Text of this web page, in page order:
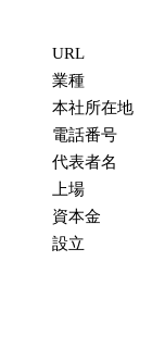
URL
業種
本社所在地
電話番号
代表者名
上場
資本金
設立